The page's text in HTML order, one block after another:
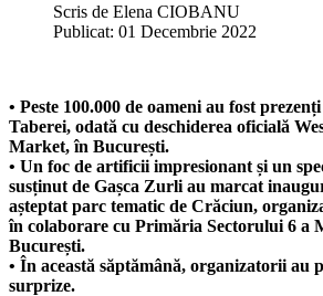
Scris de Elena CIOBANU
Publicat: 01 Decembrie 2022
• Peste 100.000 de oameni au fost
Taberei, odată cu deschiderea oficială
Market, în București.
• Un foc de artificii impresionant și un
susținut de Gașca Zurli au marcat
așteptat parc tematic de Crăciun,
în colaborare cu Primăria Sectorului 6 a
București.
• În această săptămână, organizatorii au
surprize.